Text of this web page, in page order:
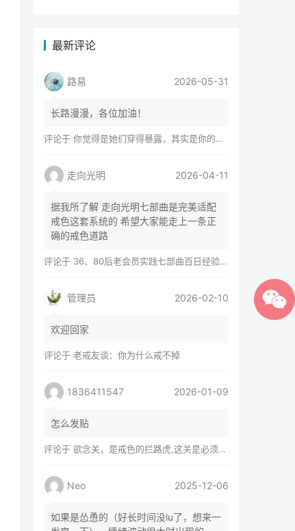
最新评论
路易 2026-05-31
长路漫漫，各位加油！
评论于 你觉得是她们穿得暴露，其实是你的心在着火
走向光明 2026-04-11
据我所了解 走向光明七部曲是完美适配
戒色这套系统的 希望大家能走上一条正
确的戒色道路
评论于 36、80后老会员实践七部曲百日经验谈兼苦口忠言
管理员 2026-02-10
欢迎回家
评论于 老戒友谈：你为什么戒不掉
1836411547 2026-01-09
怎么发贴
评论于 欲念关，是戒色的拦路虎,这关是必须过的
Neo 2025-12-06
如果是怂恿的（好长时间没lu了，想来一